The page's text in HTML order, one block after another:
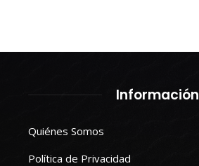
Información
Quiénes Somos
Política de Privacidad